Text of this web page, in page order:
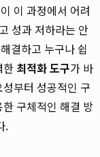
이 과정에서 어려
성과 저하라는 안
결하고 누구나 쉽
한 최적화 도구가 바
부터 성공적인 구
구체적인 해결 방
.